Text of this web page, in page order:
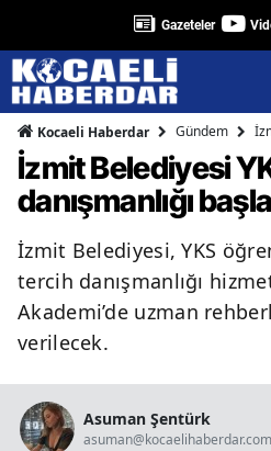
Gazeteler
Kocaeli Haberdar Gündem
İzmit Belediyesi
danışmanlığı
İzmit Belediyesi, YKS
tercih danışmanlığı
Akademi’de uzman
verilecek.
Asuman Şentürk